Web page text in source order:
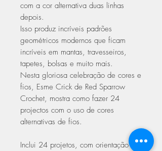
com a cor alternativa duas linhas
depois.
Isso produz incríveis padrões
geométricos modernos que ficam
incríveis em mantas, travesseiros,
tapetes, bolsas e muito mais.
Nesta gloriosa celebração de cores e
fios, Esme Crick de Red Sparrow
Crochet, mostra como fazer 24
projectos com o uso de cores
alternativas de fios.
Inclui 24 projetos, com orientação